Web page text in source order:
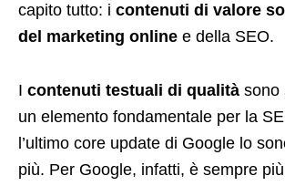
capito tutto: i contenuti di valore
del marketing online e della SEO.
I contenuti testuali di qualità sono
un elemento fondamentale per la
l’ultimo core update di Google lo
più. Per Google, infatti, è sempre